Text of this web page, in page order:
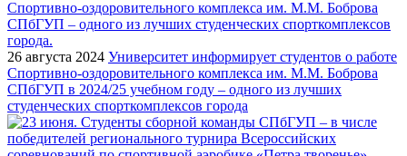
26 августа 2024 Университет информирует студентов о работе
Спортивно-оздоровительного комплекса им. М.М. Боброва
СПбГУП в 2024/25 учебном году – одного из лучших
студенческих спорткомплексов города